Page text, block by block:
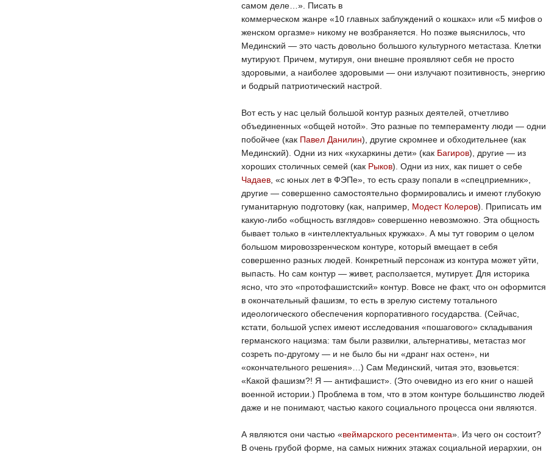
самом деле…». Писать в
коммерческом жанре «10 главных заблуждений о кошках» или «5 мифов о
женском оргазме» никому не возбраняется. Но позже выяснилось, что
Мединский — это часть довольно большого культурного метастаза. Клетки
мутируют. Причем, мутируя, они внешне проявляют себя не просто
здоровыми, а наиболее здоровыми — они излучают позитивность, энергию
и бодрый патриотический настрой.
Вот есть у нас целый большой контур разных деятелей, отчетливо
объединенных «общей нотой». Это разные по темпераменту люди — одни
побойчее (как Павел Данилин), другие скромнее и обходительнее (как
Мединский). Одни из них «кухаркины дети» (как Багиров), другие — из
хороших столичных семей (как Рыков). Одни из них, как пишет о себе
Чадаев , «с юных лет в ФЭПе», то есть сразу попали в «спецприемник»,
другие — совершенно самостоятельно формировались и имеют глубокую
гуманитарную подготовку (как, например, Модест Колеров). Приписать им
какую-либо «общность взглядов» совершенно невозможно. Эта общность
бывает только в «интеллектуальных кружках». А мы тут говорим о целом
большом мировоззренческом контуре, который вмещает в себя
совершенно разных людей. Конкретный персонаж из контура может уйти,
выпасть. Но сам контур — живет, расползается, мутирует. Для историка
ясно, что это «протофашистский» контур. Вовсе не факт, что он оформится
в окончательный фашизм, то есть в зрелую систему тотального
идеологического обеспечения корпоративного государства. (Сейчас,
кстати, большой успех имеют исследования «пошагового» складывания
германского нацизма: там были развилки, альтернативы, метастаз мог
созреть по-другому — и не было бы ни «дранг нах остен», ни
«окончательного решения»…) Сам Мединский, читая это, взовьется:
«Какой фашизм?! Я — антифашист». (Это очевидно из его книг о нашей
военной истории.) Проблема в том, что в этом контуре большинство людей
даже и не понимают, частью какого социального процесса они являются.
А являются они частью «веймарского ресентимента». Из чего он состоит?
В очень грубой форме, на самых нижних этажах социальной иерархии, он